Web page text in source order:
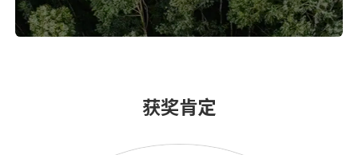
获奖肯定